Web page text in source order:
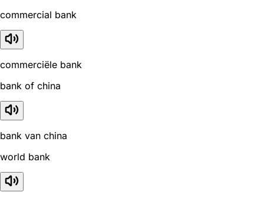
commercial bank
commerciële bank
bank of china
bank van china
world bank